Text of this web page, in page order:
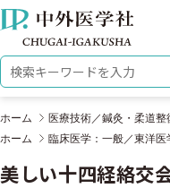
株式会社 中外医学社
検索キーワード
ホーム 医療技術／鍼灸・柔道整
ホーム
臨床医学：一般／東洋医
美しい十四経絡交